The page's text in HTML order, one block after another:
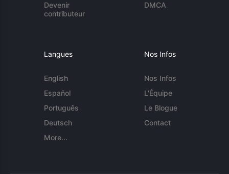
Devenir
contributeur
DMCA
Langues
English
Español
Português
Deutsch
More...
Nos Infos
Nos Infos
L'Équipe
Le Blogue
Contact